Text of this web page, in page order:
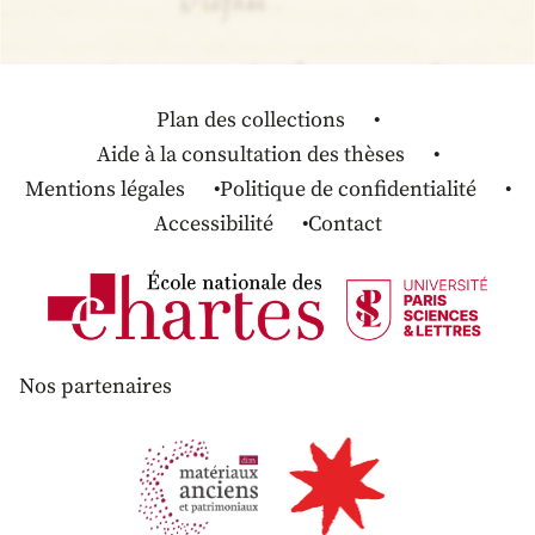
Plan des collections
Aide à la consultation des thèses
Mentions légales
Politique de confidentialité
Accessibilité
Contact
Nos partenaires